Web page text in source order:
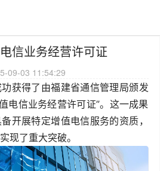
信业务经营许可证
09-03 11:54:29
获得了由福建省通信管理局颁发
电信业务经营许可证”。这一成果
开展特定增值电信服务的资质，
现了重大突破。